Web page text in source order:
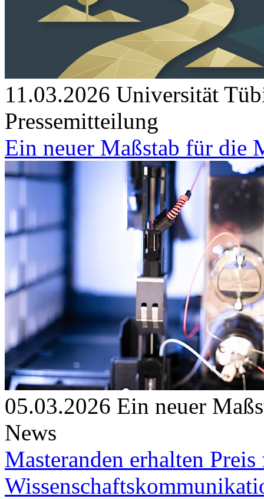
11.03.2026 Universität
Pressemitteilung
Ein neuer Maßstab für die
05.03.2026 Ein neuer
News
Masteranden erhalten